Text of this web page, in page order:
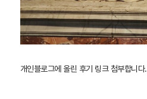
개인블로그에 올린 후기 링크 첨부합니다.